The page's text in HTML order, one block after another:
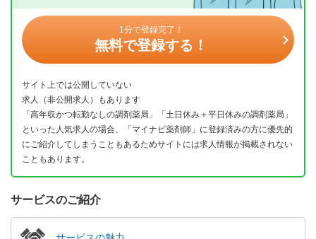
1分で登録完了！
無料で登録する！
サイト上では公開していない
求人（非公開求人）もあります
「高年収かつ転勤なしの調剤薬局」「土日休み＋平日休みの調剤薬局」
といった人気求人の場合、「マイナビ薬剤師」に登録済みの方に優先的
にご紹介してしまうこともあるためサイトには求人情報が掲載されない
こともあります。
サービスのご紹介